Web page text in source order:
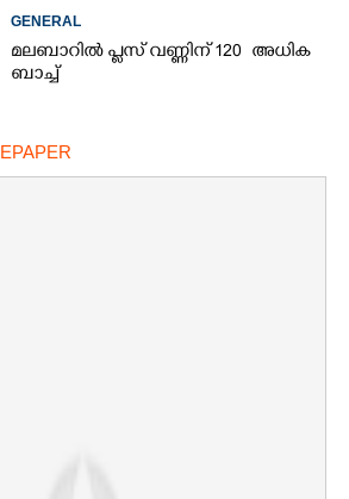
GENERAL
മലബാറിൽ പ്ലസ് വണ്ണിന് 120 അധിക
ബാച്ച്
EPAPER